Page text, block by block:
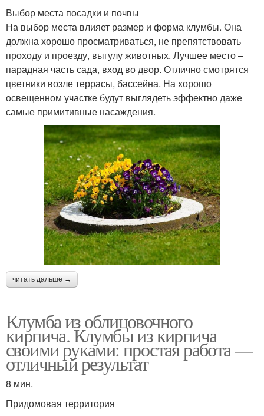
Выбор места посадки и почвы
На выбор места влияет размер и форма клумбы. Она
должна хорошо просматриваться, не препятствовать
проходу и проезду, выгулу животных. Лучшее место –
парадная часть сада, вход во двор. Отлично смотрятся
цветники возле террасы, бассейна. На хорошо
освещенном участке будут выглядеть эффектно даже
самые примитивные насаждения.
читать дальше →
Клумба из облицовочного
кирпича. Клумбы из кирпича
своими руками: простая работа —
отличный результат
8 мин.
Придомовая территория